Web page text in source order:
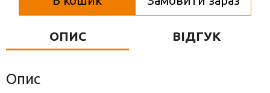
Вази для квітів
Фігурки та статуетки
ОПИС ВІДГУК
Опис